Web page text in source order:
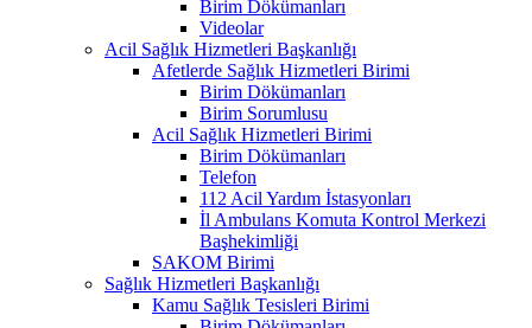
Birim Dökümanları
Videolar
Acil Sağlık Hizmetleri Başkanlığı
Afetlerde Sağlık Hizmetleri Birimi
Birim Dökümanları
Birim Sorumlusu
Acil Sağlık Hizmetleri Birimi
Birim Dökümanları
Telefon
112 Acil Yardım İstasyonları
İl Ambulans Komuta Kontrol Merkezi
Başhekimliği
SAKOM Birimi
Sağlık Hizmetleri Başkanlığı
Kamu Sağlık Tesisleri Birimi